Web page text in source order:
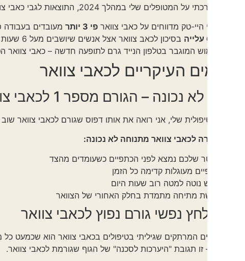
שלי במהלך 2024, התוצאות לגבי כאבי צוואר היו ברורות:
היי-טק מדווחים על כאבי צווארפי 3 יותר
מעובדים בעבודה פיזית
בסיכון לכאב צוואר אצל אנשים שיושבים מעל 6 שעות ביום
המוגבר בטלפון הנייד גרם לתופעה חדשה – כאבי צוואר הטקסטים
העיקריים לכאבי צוואר
– הגורם מספר 1 לכאבי צוואר
שלי, אני רואה את אותו דפוס שגורם לכאבי צוואר שוב ושוב:
לכאבי צוואר מתנוחה לא נכונה:
שלכם נמצא לפני הכתפיים כשעומדים מהצד
מעוגלות קדימה כל הזמן
נוטה למטה רוב שעות היום
מתיחה מתמדת בחלק האחורי של הצוואר
נפשי גורם נפוץ לכאבי צוואר
המרתקים שגיליתי בטיפולים בכאבי צוואר הוא שכמעט כל מטופל עם
זו תגובת "היערכות לסכנה" של הגוף שגורמת לכאבי צוואר.